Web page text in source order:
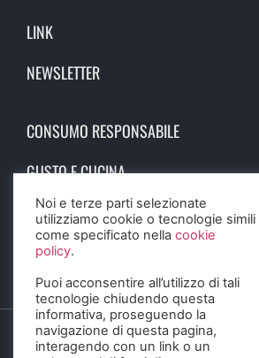
LINK
NEWSLETTER
CONSUMO RESPONSABILE
GUSTO E CUCINA
SCIENZA E SALUTE
STORIA E CULTURA
© 2023 Birra Informa. All Rights
Noi e terze parti selezionate
utilizziamo cookie o tecnologie simili
come specificato nella cookie
policy.
Puoi acconsentire all’utilizzo di tali
tecnologie chiudendo questa
informativa, proseguendo la
navigazione di questa pagina,
interagendo con un link o un